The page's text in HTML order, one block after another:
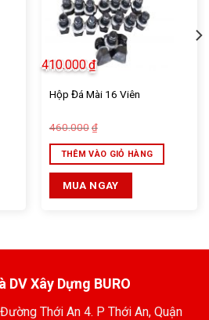
Hộp Đá Mài 16 Viên
460.000 ₫
là:
460.000₫.
410.000₫
tại
là:
410.000₫.
THÊM VÀO GIỎ HÀNG
MUA NGAY
Xây Dựng BURO
Thới An 4. P Thới An, Quận